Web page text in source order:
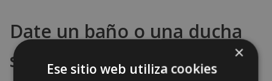
Date un baño o una ducha
sin prisas
×
Ese sitio web utiliza cookies